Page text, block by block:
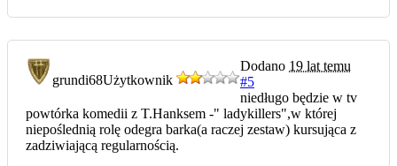
grundi68Użytkownik
Dodano 19 lat temu
#5
niedługo będzie w tv
powtórka komedii z T.Hanksem -" ladykillers",w której
niepoślednią rolę odegra barka(a raczej zestaw) kursująca z
zadziwiającą regularnością.